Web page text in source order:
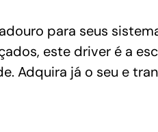
para seus
este driver é a
Adquira já o seu e